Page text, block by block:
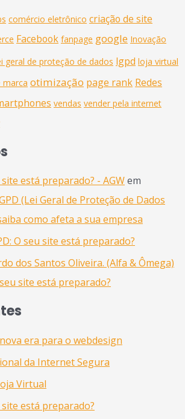
comércio eletrônico criação de site
Facebook fanpage google Inovação
geral de proteção de dados lgpd loja virtual
marca otimização page rank Redes
vendas vender pela internet
site está preparado? - AGWem
(Lei Geral de Proteção de Dados
como afeta a sua empresa
O seu site está preparado?
dos Santos Oliveira. (Alfa & Ômega)
site está preparado?
era para o webdesign
da Internet Segura
Virtual
site está preparado?